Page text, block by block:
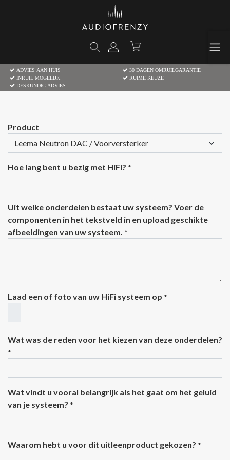
ADVIES AAN HUIS
30 DAGEN OMRUILGARANTIE
INRUIL MOGELIJK
RUIME KEUZE
DESKUNDIG ADVIES
Product
Hoe lang bent u bezig met HiFi? *
Uit welke onderdelen bestaat uw systeem? Voer de
componenten in het tekstveld in en upload geschikte
afbeeldingen van uw systeem. *
Laad een of foto van uw HiFi systeem op *
Wat was de reden voor het kiezen van deze onderdelen?
*
Wat vindt u vooral belangrijk als het gaat om het geluid
van je systeem? *
Waarom hebt u voor dit uitleenproduct gekozen? *